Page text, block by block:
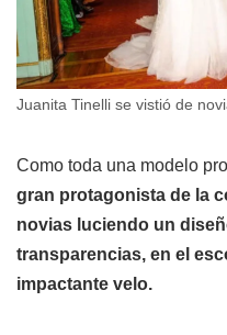
Juanita Tinelli se vistió de
Como toda una modelo
gran protagonista de la
novias luciendo un
transparencias, en el
impactante velo.